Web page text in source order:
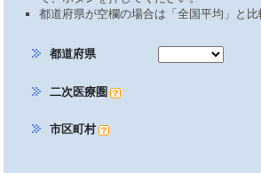
都道府県が空欄の場合は「全国平均」と比
都道府県
二次医療圏
市区町村